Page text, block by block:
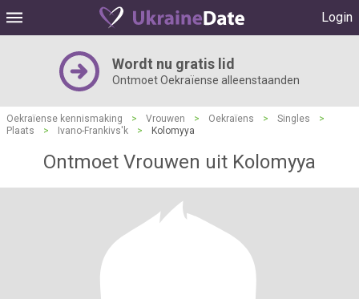
Login
Wordt nu gratis lid
Ontmoet Oekraïense alleenstaanden
Oekraïense kennismaking > Vrouwen > Oekraïens > Singles
>
Plaats
> Ivano-Frankivs'k > Kolomyya
Ontmoet Vrouwen uit Kolomyya